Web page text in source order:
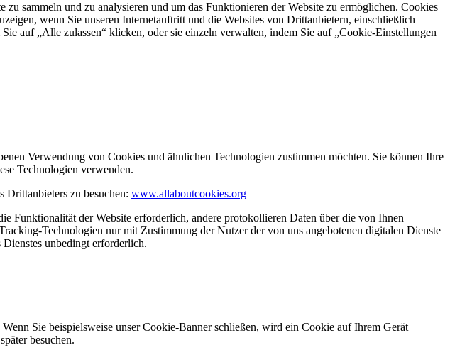
sammeln und zu analysieren und um das Funktionieren der Website zu ermöglichen. Cookies
wenn Sie unseren Internetauftritt und die Websites von Drittanbietern, einschließlich
auf „Alle zulassen“ klicken, oder sie einzeln verwalten, indem Sie auf „Cookie-Einstellungen
Verwendung von Cookies und ähnlichen Technologien zustimmen möchten. Sie können Ihre
Technologien verwenden.
Drittanbieters zu besuchen: www.allaboutcookies.org
Funktionalität der Website erforderlich, andere protokollieren Daten über die von Ihnen
Technologien nur mit Zustimmung der Nutzer der von uns angebotenen digitalen Dienste
unbedingt erforderlich.
Sie beispielsweise unser Cookie-Banner schließen, wird ein Cookie auf Ihrem Gerät
besuchen.